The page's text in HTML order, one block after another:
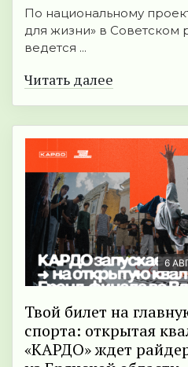
По национальному
для жизни» в Советском
ведется ...
Читать далее
6
Твой билет на
спорта: открытая
«КАРДО» ждет